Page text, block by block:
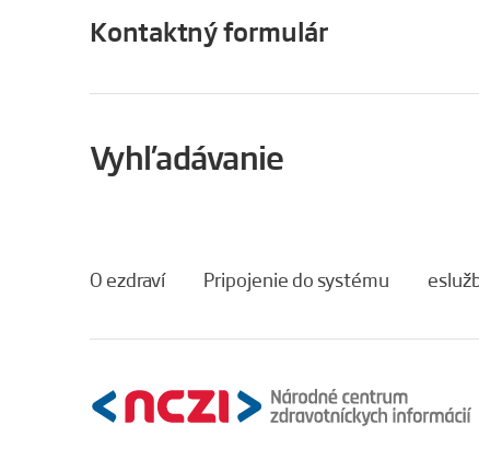
Kontaktný formulár
Vyhľadávanie
O ezdraví Pripojenie do systému